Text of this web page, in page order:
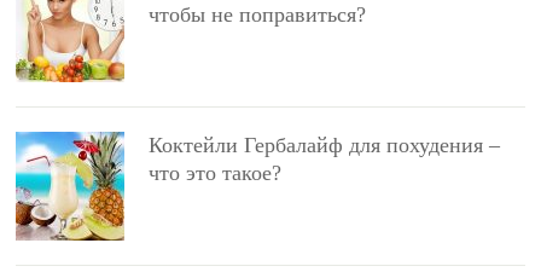
чтобы не поправиться?
Коктейли Гербалайф для похудения –
что это такое?